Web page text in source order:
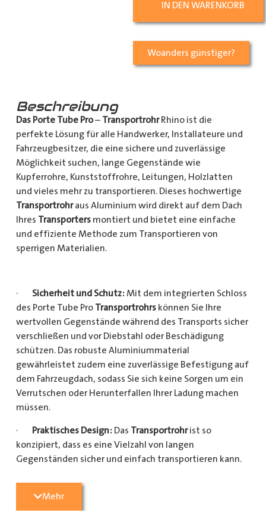
IN DEN WARENKORB
Woanders günstiger?
Beschreibung
Das Porte Tube Pro– TransportrohrRhino ist die
perfekte Lösung für alle Handwerker, Installateure und
Fahrzeugbesitzer, die eine sichere und zuverlässige
Möglichkeit suchen, lange Gegenstände wie
Kupferrohre, Kunststoffrohre, Leitungen, Holzlatten
und vieles mehr zu transportieren. Dieses hochwertige
Transportrohraus Aluminium wird direkt auf dem Dach
Ihres Transportersmontiert und bietet eine einfache
und effiziente Methode zum Transportieren von
sperrigen Materialien.
· Sicherheit und Schutz: Mit dem integrierten Schloss
des Porte Tube Pro Transportrohrskönnen Sie Ihre
wertvollen Gegenstände während des Transports sicher
verschließen und vor Diebstahl oder Beschädigung
schützen. Das robuste Aluminiummaterial
gewährleistet zudem eine zuverlässige Befestigung auf
dem Fahrzeugdach, sodass Sie sich keine Sorgen um ein
Verrutschen oder Herunterfallen Ihrer Ladung machen
müssen.
· Praktisches Design: Das Transportrohrist so
konzipiert, dass es eine Vielzahl von langen
Gegenständen sicher und einfach transportieren kann.
Kunststoffrohre für den Sanitärbereich oder Holzlatten
für den Bau benötigen, dieses
Mehr